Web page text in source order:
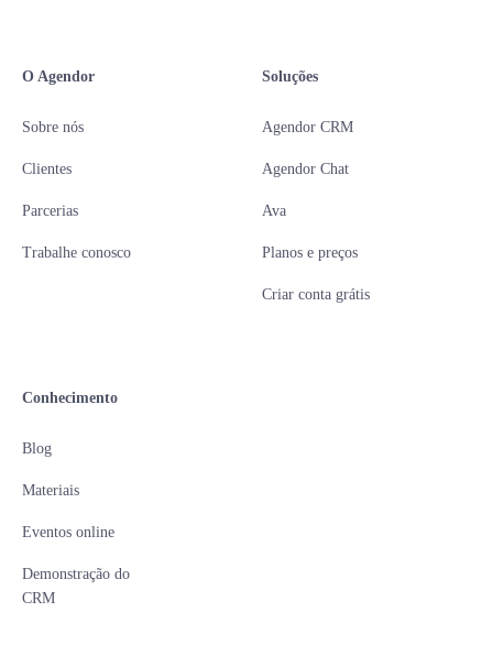
O Agendor
Sobre nós
Clientes
Parcerias
Trabalhe conosco
Soluções
Agendor CRM
Agendor Chat
Ava
Planos e preços
Criar conta grátis
Conhecimento
Blog
Materiais
Eventos online
Demonstração do
CRM